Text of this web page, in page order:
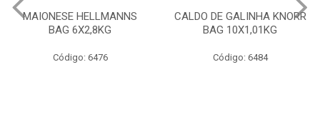
MAIONESE HELLMANNS
BAG 6X2,8KG
Código: 6476
CALDO DE GALINHA KNORR
BAG 10X1,01KG
Código: 6484